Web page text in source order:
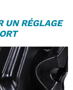
UN RÉGLAGE